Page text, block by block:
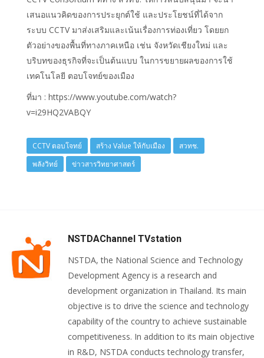
เสนอแนวคิดของการประยุกต์ใช้ และประโยชน์ที่ได้จาก
ระบบ CCTV มาส่งเสริมและเน้นเรื่องการท่องเที่ยว โดยยก
ตัวอย่างของพื้นที่ทางภาคเหนือ เช่น จังหวัดเชียงใหม่ และ
บริบทของธุรกิจที่จะเป็นต้นแบบ ในการขยายผลของการใช้
เทคโนโลยี ตอบโจทย์ของเมือง
ที่มา : https://www.youtube.com/watch?
v=i29HQ2VABQY
CCTV ตอบโจทย์ สร้าง Value ให้กับเมือง
สวทช.
พลังวิทย์
ข่าวสารวิทยาศาสตร์
NSTDAChannel TVstation
NSTDA, the National Science and Technology
Development Agency is a research and
development organization in Thailand. Its main
objective is to drive the science and technology
capability of the country to achieve sustainable
competitiveness. In addition to its main objective
in R&D, NSTDA conducts technology transfer,